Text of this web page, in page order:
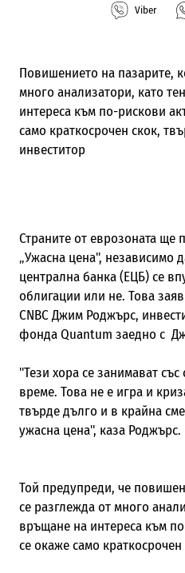
Viber
Повишението на пазарите,
много анализатори, като
интереса към по-рискови
само краткосрочен скок,
инвеститор
Страните от еврозоната ще
„Ужасна цена", независимо
централна банка (ЕЦБ) се
облигации или не. Това
CNBC Джим Роджърс,
фонда Quantum заедно с
"Тези хора се занимават
време. Това не е игра и
твърде дълго и в крайна
ужасна цена", каза Роджърс.
Той предупреди, че
се разглежда от много
връщане на интереса към
се окаже само краткосрочен